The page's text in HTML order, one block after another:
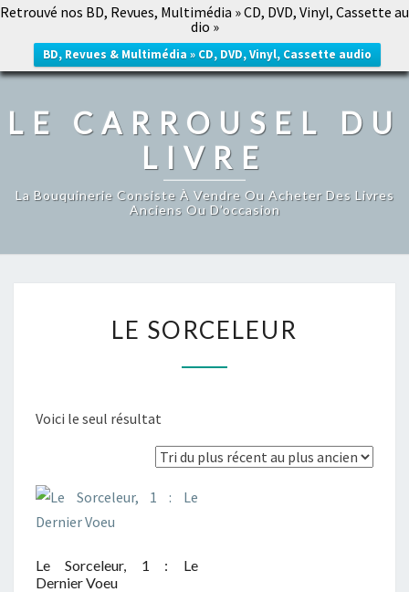
Retrouvé nos BD, Revues, Multimédia » CD, DVD, Vinyl, Cassette au
dio »
BD, Revues & Multimédia » CD, DVD, Vinyl, Cassette audio
LE CARROUSEL DU LIVRE
LE CARROUSEL DU
LIVRE
La Bouquinerie Consiste À Vendre Ou Acheter Des Livres
Anciens Ou D’occasion
SORCELEUR
LE SORCELEUR
Voici le seul résultat
Le Sorceleur, 1 : Le
Dernier Voeu